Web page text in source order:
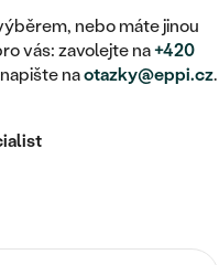
nebo máte jinou
vás: zavolejte na+420
naotazky@eppi.cz.